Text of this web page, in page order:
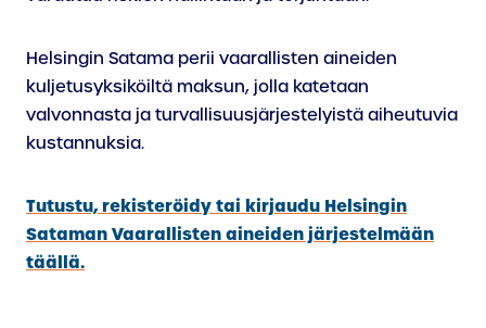
Helsingin Satama perii vaarallisten aineiden
kuljetusyksiköiltä maksun, jolla katetaan
valvonnasta ja turvallisuusjärjestelyistä aiheutuvia
kustannuksia.
Tutustu, rekisteröidy tai kirjaudu Helsingin
Sataman Vaarallisten aineiden järjestelmään
täällä.